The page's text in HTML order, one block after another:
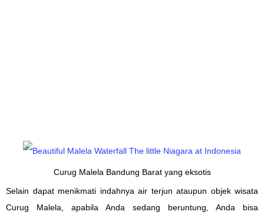
Curug Malela Bandung Barat yang eksotis
Selain dapatmenikmati indahnya air terjun ataupun objek wisata
Curug Malela , apabila Anda sedang beruntung , Anda bisa